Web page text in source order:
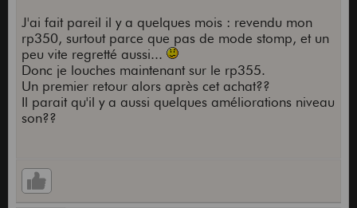
J'ai fait pareil il y a quelques mois : revendu mon
rp350, surtout parce que pas de mode stomp, et un
peu vite regretté aussi...
Donc je louches maintenant sur le rp355.
Un premier retour alors après cet achat??
Il parait qu'il y a aussi quelques améliorations niveau
son??